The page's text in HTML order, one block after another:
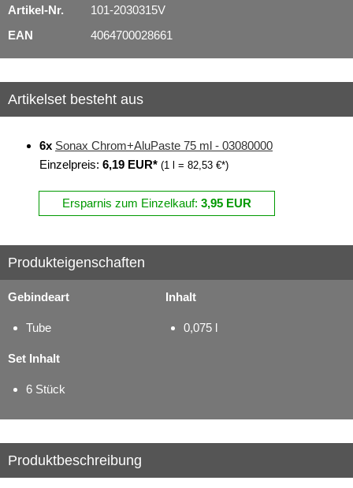
Artikel-Nr.
101-2030315V
EAN
4064700028661
Artikelset besteht aus
6x Sonax Chrom+AluPaste 75 ml - 03080000
Einzelpreis: 6,19 EUR* (1 l = 82,53 €*)
Ersparnis zum Einzelkauf: 3,95 EUR
Produkteigenschaften
Gebindeart
Tube
Inhalt
0,075 l
Set Inhalt
6 Stück
Produktbeschreibung